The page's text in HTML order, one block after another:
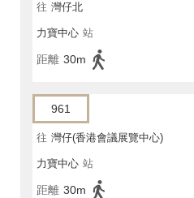
往 灣仔北
力寶中心 站
距離 30m
961
往 灣仔(香港會議展覽中心)
力寶中心 站
距離 30m